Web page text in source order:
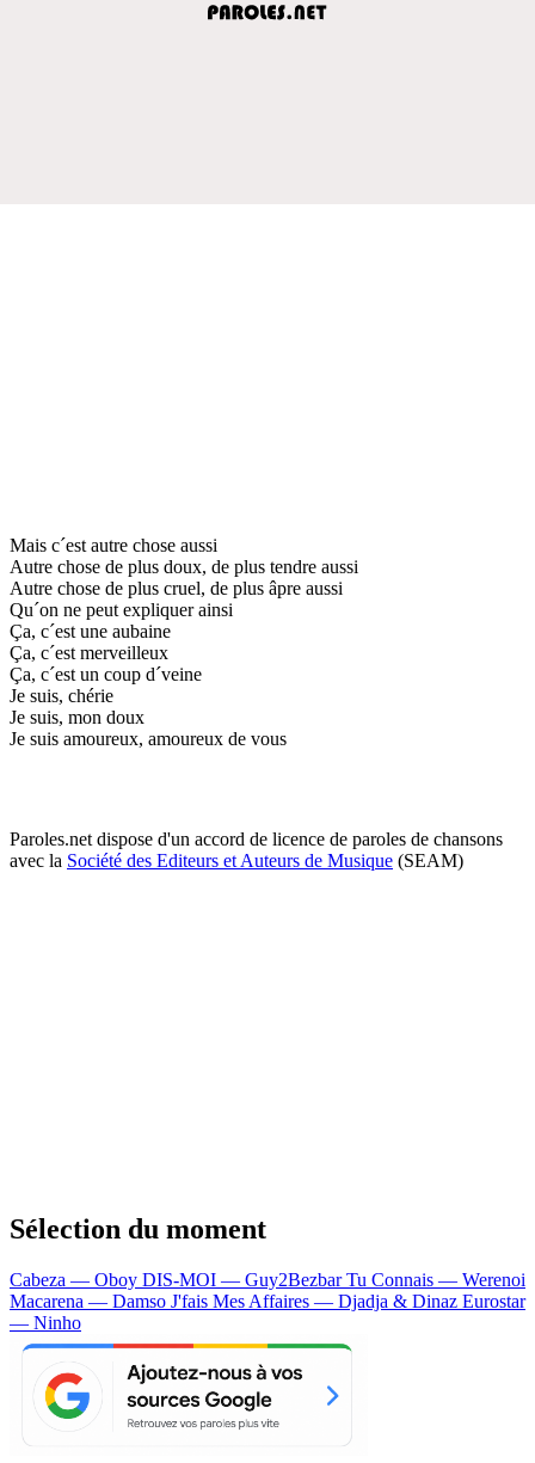
Mais c´est autre chose aussi
Autre chose de plus doux, de plus tendre aussi
Autre chose de plus cruel, de plus âpre aussi
Qu´on ne peut expliquer ainsi
Ça, c´est une aubaine
Ça, c´est merveilleux
Ça, c´est un coup d´veine
Je suis, chérie
Je suis, mon doux
Je suis amoureux, amoureux de vous
Paroles.net dispose d'un accord de licence de paroles de chansons
avec la Société des Editeurs et Auteurs de Musique (SEAM)
Sélection du moment
Cabeza — Oboy DIS-MOI — Guy2BezbarTu Connais — Werenoi
Macarena — Damso J'fais Mes Affaires — Djadja & Dinaz Eurostar
— Ninho